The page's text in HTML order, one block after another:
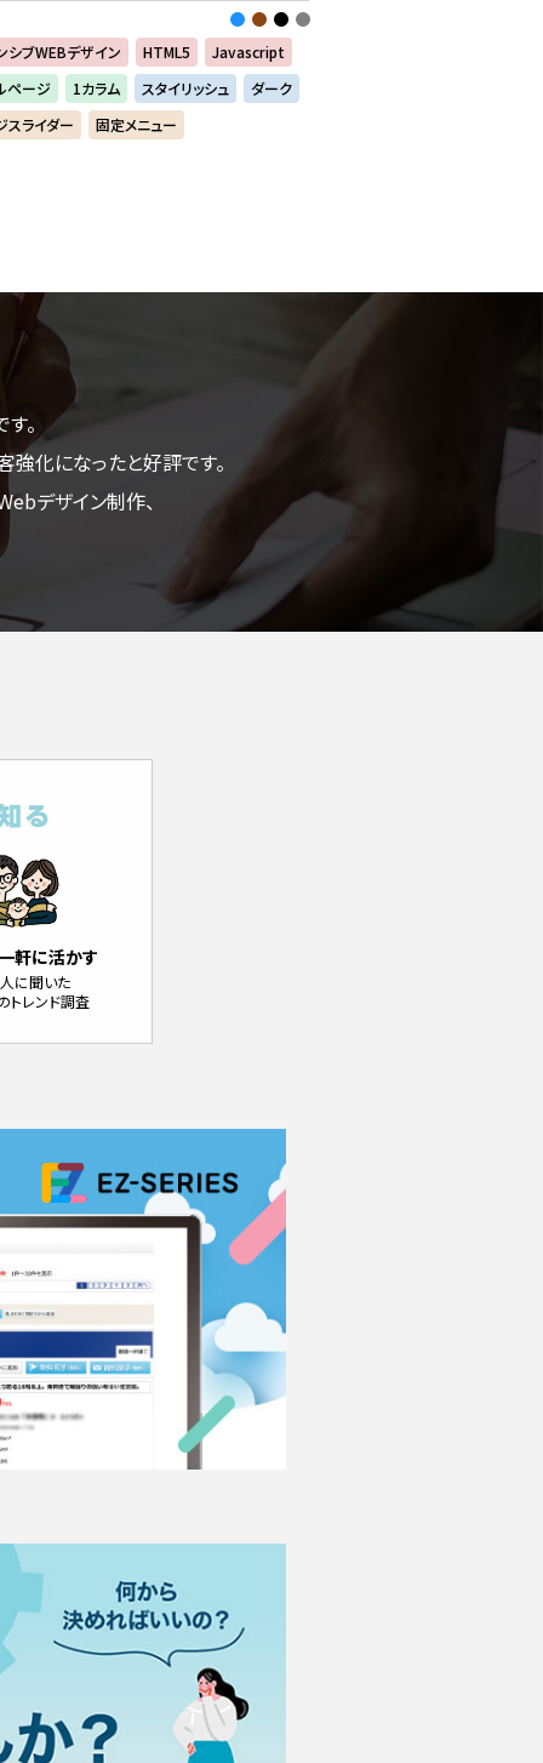
シブWEBデザイン HTML5
Javascript
ページ
1カラム スタイリッシュ
ダーク
スライダー
固定メニュー
。
化になったと好評です。
デザイン制作、
軒に活かす
に聞いた
トレンド調査